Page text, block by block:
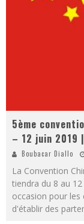
5ème
– 12 juin 2019
Boubacar Diallo
La Convention
tiendra du 8 au
occasion pour
d'établir des